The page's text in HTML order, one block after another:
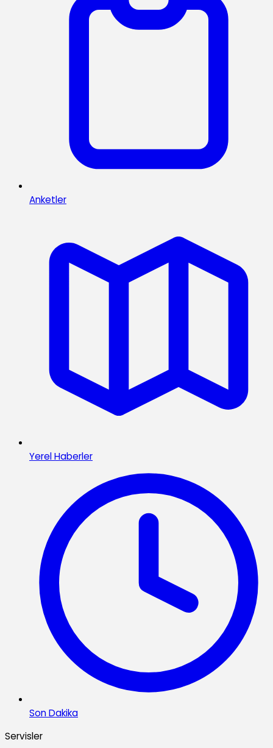
Anketler
Yerel Haberler
Son Dakika
Servisler